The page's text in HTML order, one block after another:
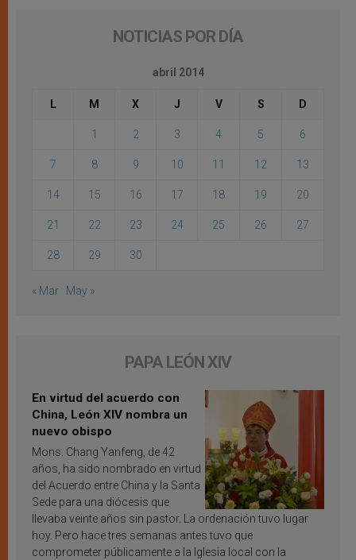
NOTICIAS POR DÍA
abril 2014
L M X J V S D
1 2 3 4 5 6
7 8 9 10 11 12 13
14 15 16 17 18 19 20
21 22 23 24 25 26 27
28 29 30
« Mar May »
PAPA LEÓN XIV
En virtud del acuerdo con
China, León XIV nombra un
nuevo obispo
Mons. Chang Yanfeng, de 42
años, ha sido nombrado en virtud
del Acuerdo entre China y la Santa
Sede para una diócesis que
llevaba veinte años sin pastor. La ordenación tuvo lugar
hoy. Pero hace tres semanas antes tuvo que
comprometer públicamente a la Iglesia local con la